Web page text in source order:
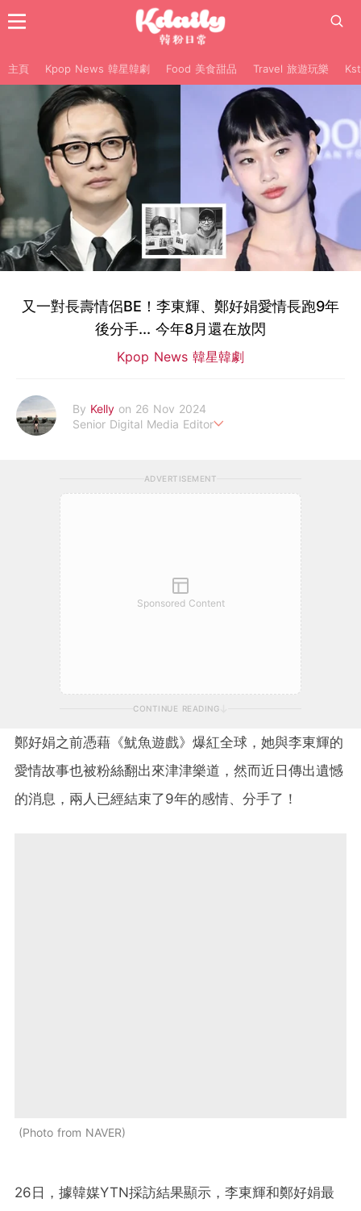
主頁 Kpop News 韓星韓劇 Food 美食甜品 Travel 旅遊玩樂
又一對長壽情侶BE！李東輝、鄭好娟愛情長跑9年
後分手... 今年8月還在放閃
Kpop News 韓星韓劇
By Kelly on 26 Nov 2024
Senior Digital Media Editor
ADVERTISEMENT
Sponsored Content
CONTINUE READING
鄭好娟之前憑藉《魷魚遊戲》爆紅全球，她與李東輝的
愛情故事也被粉絲翻出來津津樂道，然而近日傳出遺憾
的消息，兩人已經結束了9年的感情、分手了！
Photo from NAVER
26日，據韓媒YTN採訪結果顯示，李東輝和鄭好娟最